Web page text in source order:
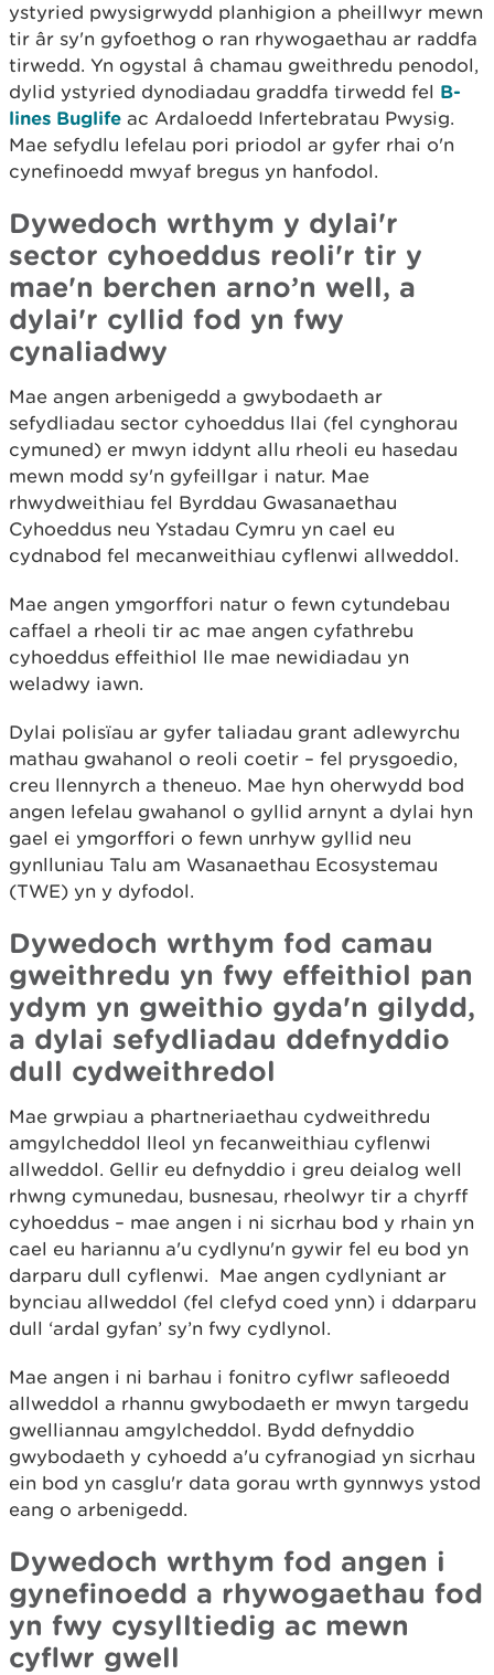
ystyried pwysigrwydd planhigion a pheillwyr mewn
tir âr sy'n gyfoethog o ran rhywogaethau ar raddfa
tirwedd. Yn ogystal â chamau gweithredu penodol,
dylid ystyried dynodiadau graddfa tirwedd fel B-
lines Buglife ac Ardaloedd Infertebratau Pwysig.
Mae sefydlu lefelau pori priodol ar gyfer rhai o'n
cynefinoedd mwyaf bregus yn hanfodol.
Dywedoch wrthym y dylai'r
sector cyhoeddus reoli'r tir y
mae'n berchen arno’n well, a
dylai'r cyllid fod yn fwy
cynaliadwy
Mae angen arbenigedd a gwybodaeth ar
sefydliadau sector cyhoeddus llai (fel cynghorau
cymuned) er mwyn iddynt allu rheoli eu hasedau
mewn modd sy'n gyfeillgar i natur. Mae
rhwydweithiau fel Byrddau Gwasanaethau
Cyhoeddus neu Ystadau Cymru yn cael eu
cydnabod fel mecanweithiau cyflenwi allweddol.
Mae angen ymgorffori natur o fewn cytundebau
caffael a rheoli tir ac mae angen cyfathrebu
cyhoeddus effeithiol lle mae newidiadau yn
weladwy iawn.
Dylai polisïau ar gyfer taliadau grant adlewyrchu
mathau gwahanol o reoli coetir – fel prysgoedio,
creu llennyrch a theneuo. Mae hyn oherwydd bod
angen lefelau gwahanol o gyllid arnynt a dylai hyn
gael ei ymgorffori o fewn unrhyw gyllid neu
gynlluniau Talu am Wasanaethau Ecosystemau
(TWE) yn y dyfodol.
Dywedoch wrthym fod camau
gweithredu yn fwy effeithiol pan
ydym yn gweithio gyda'n gilydd,
a dylai sefydliadau ddefnyddio
dull cydweithredol
Mae grwpiau a phartneriaethau cydweithredu
amgylcheddol lleol yn fecanweithiau cyflenwi
allweddol. Gellir eu defnyddio i greu deialog well
rhwng cymunedau, busnesau, rheolwyr tir a chyrff
cyhoeddus – mae angen i ni sicrhau bod y rhain yn
cael eu hariannu a'u cydlynu'n gywir fel eu bod yn
darparu dull cyflenwi. Mae angen cydlyniant ar
bynciau allweddol (fel clefyd coed ynn) i ddarparu
dull ‘ardal gyfan’ sy’n fwy cydlynol.
Mae angen i ni barhau i fonitro cyflwr safleoedd
allweddol a rhannu gwybodaeth er mwyn targedu
gwelliannau amgylcheddol. Bydd defnyddio
gwybodaeth y cyhoedd a'u cyfranogiad yn sicrhau
ein bod yn casglu'r data gorau wrth gynnwys ystod
eang o arbenigedd.
Dywedoch wrthym fod angen i
gynefinoedd a rhywogaethau fod
yn fwy cysylltiedig ac mewn
cyflwr gwell